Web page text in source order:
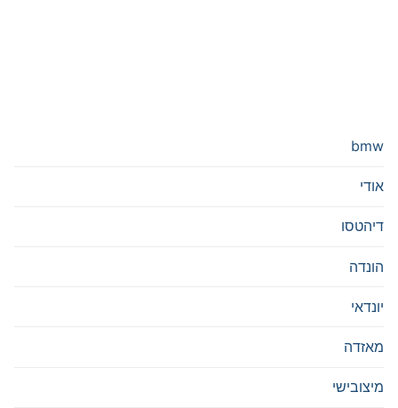
bmw
אודי
דיהטסו
הונדה
יונדאי
מאזדה
מיצובישי